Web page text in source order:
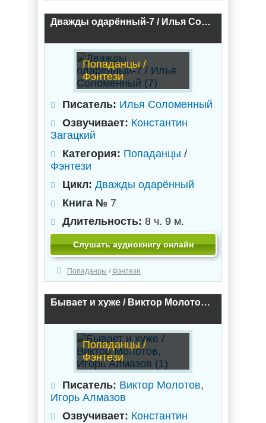
Дважды одарённый-7 / Илья Соломенный (7)
Попаданцы /
Фэнтези
Писатель: Илья Соломенный
Озвучивает: Константин
Загацкий
Категория: Попаданцы /
Фэнтези
Цикл: Дважды одарённый
Книга № 7
Длительность: 8 ч. 9 м.
Слушать аудиокнигу онлайн
Попаданцы / Фэнтези
Бывает и хуже / Виктор Молотов, Игорь Алмазов (1)
Попаданцы /
Фэнтези
Писатель: Виктор Молотов,
Игорь Алмазов
Озвучивает: Константин